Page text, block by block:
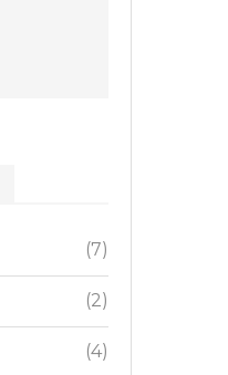
(7)
(2)
(4)